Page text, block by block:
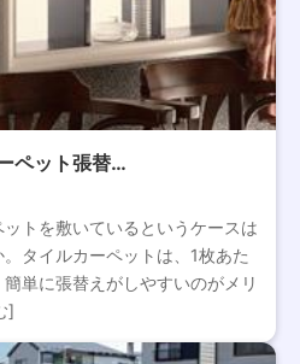
ペット張替…
トを敷いているというケースは
タイルカーペットは、1枚あた
単に張替えがしやすいのがメリ
]